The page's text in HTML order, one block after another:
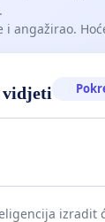
angažirao.
vidjeti
izradit